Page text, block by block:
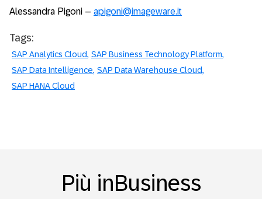
Alessandra Pigoni – apigoni@imageware.it
Tags:
SAP Analytics Cloud SAP Business Technology Platform
SAP Data Intelligence SAP Data Warehouse Cloud
SAP HANA Cloud
Più inBusiness